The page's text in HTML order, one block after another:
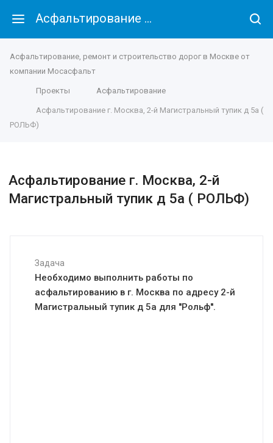
Асфальтирование г. Москва, 2-й Магистральный тупик д 5а ( РОЛЬФ)
Асфальтирование, ремонт и строительство дорог в Москве от
компании Мосасфальт
Проекты Асфальтирование
Асфальтирование г. Москва, 2-й Магистральный тупик д 5а (
РОЛЬФ)
Асфальтирование г. Москва, 2-й
Магистральный тупик д 5а ( РОЛЬФ)
Задача
Необходимо выполнить работы по
асфальтированию в г. Москва по адресу 2-й
Магистральный тупик д 5а для ''Рольф''.